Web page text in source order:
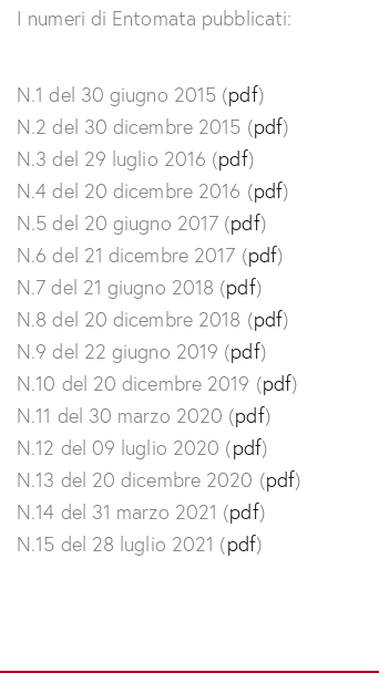
I numeri di Entomata pubblicati:
N.1 del 30 giugno 2015 (pdf)
N.2 del 30 dicembre 2015 (pdf)
N.3 del 29 luglio 2016 (pdf)
N.4 del 20 dicembre 2016 (pdf)
N.5 del 20 giugno 2017 (pdf)
N.6 del 21 dicembre 2017 (pdf)
N.7 del 21 giugno 2018 (pdf)
N.8 del 20 dicembre 2018 (pdf)
N.9 del 22 giugno 2019 (pdf)
N.10 del 20 dicembre 2019 (pdf)
N.11 del 30 marzo 2020 (pdf)
N.12 del 09 luglio 2020 (pdf)
N.13 del 20 dicembre 2020 (pdf)
N.14 del 31 marzo 2021 (pdf)
N.15 del 28 luglio 2021 (pdf)